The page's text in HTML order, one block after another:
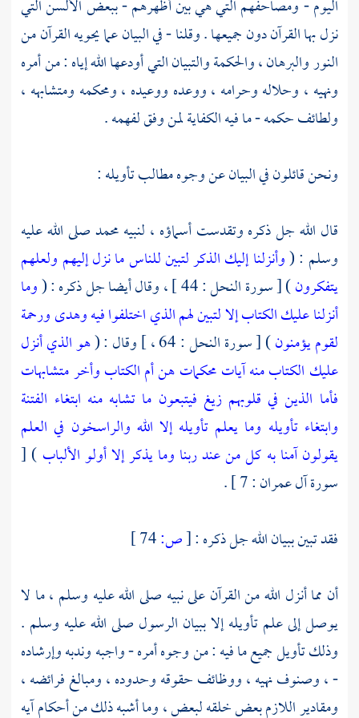
اليوم - ومصاحفهم التي هي بين أظهرهم - ببعض الألسن التي
نزل بها القرآن دون جميعها . وقلنا - في البيان عما يحويه القرآن من
النور والبرهان ، والحكمة والتبيان التي أودعها الله إياه : من أمره
ونهيه ، وحلاله وحرامه ، ووعده ووعيده ، ومحكمه ومتشابهه ،
ولطائف حكمه - ما فيه الكفاية لمن وفق لفهمه .
ونحن قائلون في البيان عن وجوه مطالب تأويله :
قال الله جل ذكره وتقدست أسماؤه ، لنبيهمحمدصلى الله عليه
وسلم : (وأنزلنا إليك الذكر لتبين للناس ما نزل إليهم ولعلهم
يتفكرون) [ سورة النحل : 44 ] ، وقال أيضا جل ذكره : (
وما
أنزلنا عليك الكتاب إلا لتبين لهم الذي اختلفوا فيه وهدى ورحمة
لقوم يؤمنون) [ سورة النحل : 64 ، ] وقال : (
هو الذي أنزل
عليك الكتاب منه آيات محكمات هن أم الكتاب وأخر متشابهات
فأما الذين في قلوبهم زيغ فيتبعون ما تشابه منه ابتغاء الفتنة
وابتغاء تأويله وما يعلم تأويله إلا الله والراسخون في العلم
يقولون آمنا به كل من عند ربنا وما يذكر إلا أولو الألباب ) [
سورة آل عمران : 7 ] .
فقد تبين ببيان الله جل ذكره :[ص:
أن مما أنزل الله من القرآن على نبيه صلى الله عليه وسلم ، ما لا
يوصل إلى علم تأويله إلا ببيان الرسول صلى الله عليه وسلم .
وذلك تأويل جميع ما فيه : من وجوه أمره - واجبه وندبه وإرشاده
- ، وصنوف نهيه ، ووظائف حقوقه وحدوده ، ومبالغ فرائضه ،
ومقادير اللازم بعض خلقه لبعض ، وما أشبه ذلك من أحكام آيه